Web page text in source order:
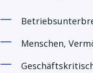
Menschen,